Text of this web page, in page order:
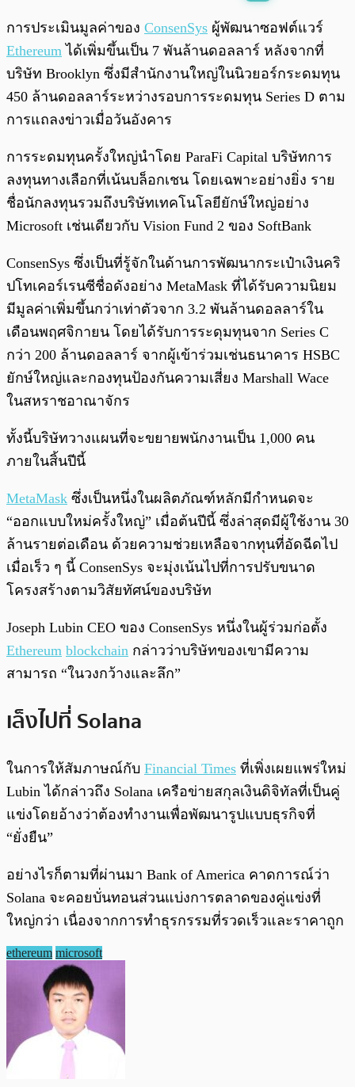
พร้อมเล่น / 0:00
การประเมินมูลค่าของ ConsenSys ผู้พัฒนาซอฟต์แวร์
Ethereum ได้เพิ่มขึ้นเป็น 7 พันล้านดอลลาร์ หลังจากที่
บริษัท Brooklyn ซึ่งมีสำนักงานใหญ่ในนิวยอร์กระดมทุน
450 ล้านดอลลาร์ระหว่างรอบการระดมทุน Series D ตาม
การแถลงข่าวเมื่อวันอังคาร
การระดมทุนครั้งใหญ่นำโดย ParaFi Capital บริษัทการ
ลงทุนทางเลือกที่เน้นบล็อกเชน โดยเฉพาะอย่างยิ่ง ราย
ชื่อนักลงทุนรวมถึงบริษัทเทคโนโลยียักษ์ใหญ่อย่าง
Microsoft เช่นเดียวกับ Vision Fund 2 ของ SoftBank
ConsenSys ซึ่งเป็นที่รู้จักในด้านการพัฒนากระเป๋าเงินคริ
ปโทเคอร์เรนซีชื่อดังอย่าง MetaMask ที่ได้รับความนิยม
มีมูลค่าเพิ่มขึ้นกว่าเท่าตัวจาก 3.2 พันล้านดอลลาร์ใน
เดือนพฤศจิกายน โดยได้รับการระดุมทุนจาก Series C
กว่า 200 ล้านดอลลาร์ จากผู้เข้าร่วมเช่นธนาคาร HSBC
ยักษ์ใหญ่และกองทุนป้องกันความเสี่ยง Marshall Wace
ในสหราชอาณาจักร
ทั้งนี้บริษัทวางแผนที่จะขยายพนักงานเป็น 1,000 คน
ภายในสิ้นปีนี้
MetaMask ซึ่งเป็นหนึ่งในผลิตภัณฑ์หลักมีกำหนดจะ
“ออกแบบใหม่ครั้งใหญ่” เมื่อต้นปีนี้ ซึ่งล่าสุดมีผู้ใช้งาน 30
ล้านรายต่อเดือน ด้วยความช่วยเหลือจากทุนที่อัดฉีดไป
เมื่อเร็ว ๆ นี้ ConsenSys จะมุ่งเน้นไปที่การปรับขนาด
โครงสร้างตามวิสัยทัศน์ของบริษัท
Joseph Lubin CEO ของ ConsenSys หนึ่งในผู้ร่วมก่อตั้ง
Ethereum blockchain กล่าวว่าบริษัทของเขามีความ
สามารถ “ในวงกว้างและลึก”
เล็งไปที่ Solana
ในการให้สัมภาษณ์กับ Financial Times ที่เพิ่งเผยแพร่ใหม่
Lubin ได้กล่าวถึง Solana เครือข่ายสกุลเงินดิจิทัลที่เป็นคู่
แข่งโดยอ้างว่าต้องทำงานเพื่อพัฒนารูปแบบธุรกิจที่
“ยั่งยืน”
อย่างไรก็ตามที่ผ่านมา Bank of America คาดการณ์ว่า
Solana จะคอยบั่นทอนส่วนแบ่งการตลาดของคู่แข่งที่
ใหญ่กว่า เนื่องจากการทำธุรกรรมที่รวดเร็วและราคาถูก
ethereum microsoft